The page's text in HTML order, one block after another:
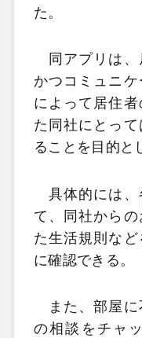
た。
同アプリは、
かつコミュニ
によって居住
た同社にとっ
ることを目的と
具体的には、
て、同社から
た生活規則な
に確認できる。
また、部屋に
の相談をチャ